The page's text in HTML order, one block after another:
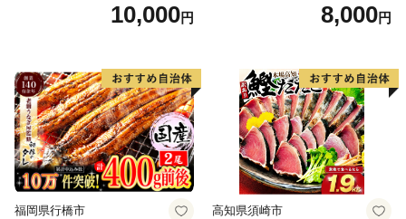
10,000円 8,000円
福岡県行橋市 高知県須崎市